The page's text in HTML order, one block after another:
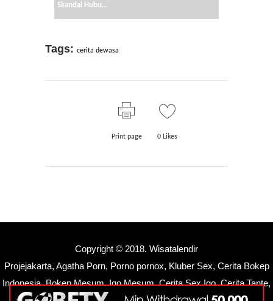
Skandal Hubu...
Tags: cerita dewasa
Print page 0Likes
Copyright © 2018. Wisatalendir
Projejakarta, Agatha Porn, Porno pornox, Kluber Sex, Cerita Bokep
Indonesia,Bokep Mesum,Igo Mesum,Cerita Sex Igo,Cerita Tante,